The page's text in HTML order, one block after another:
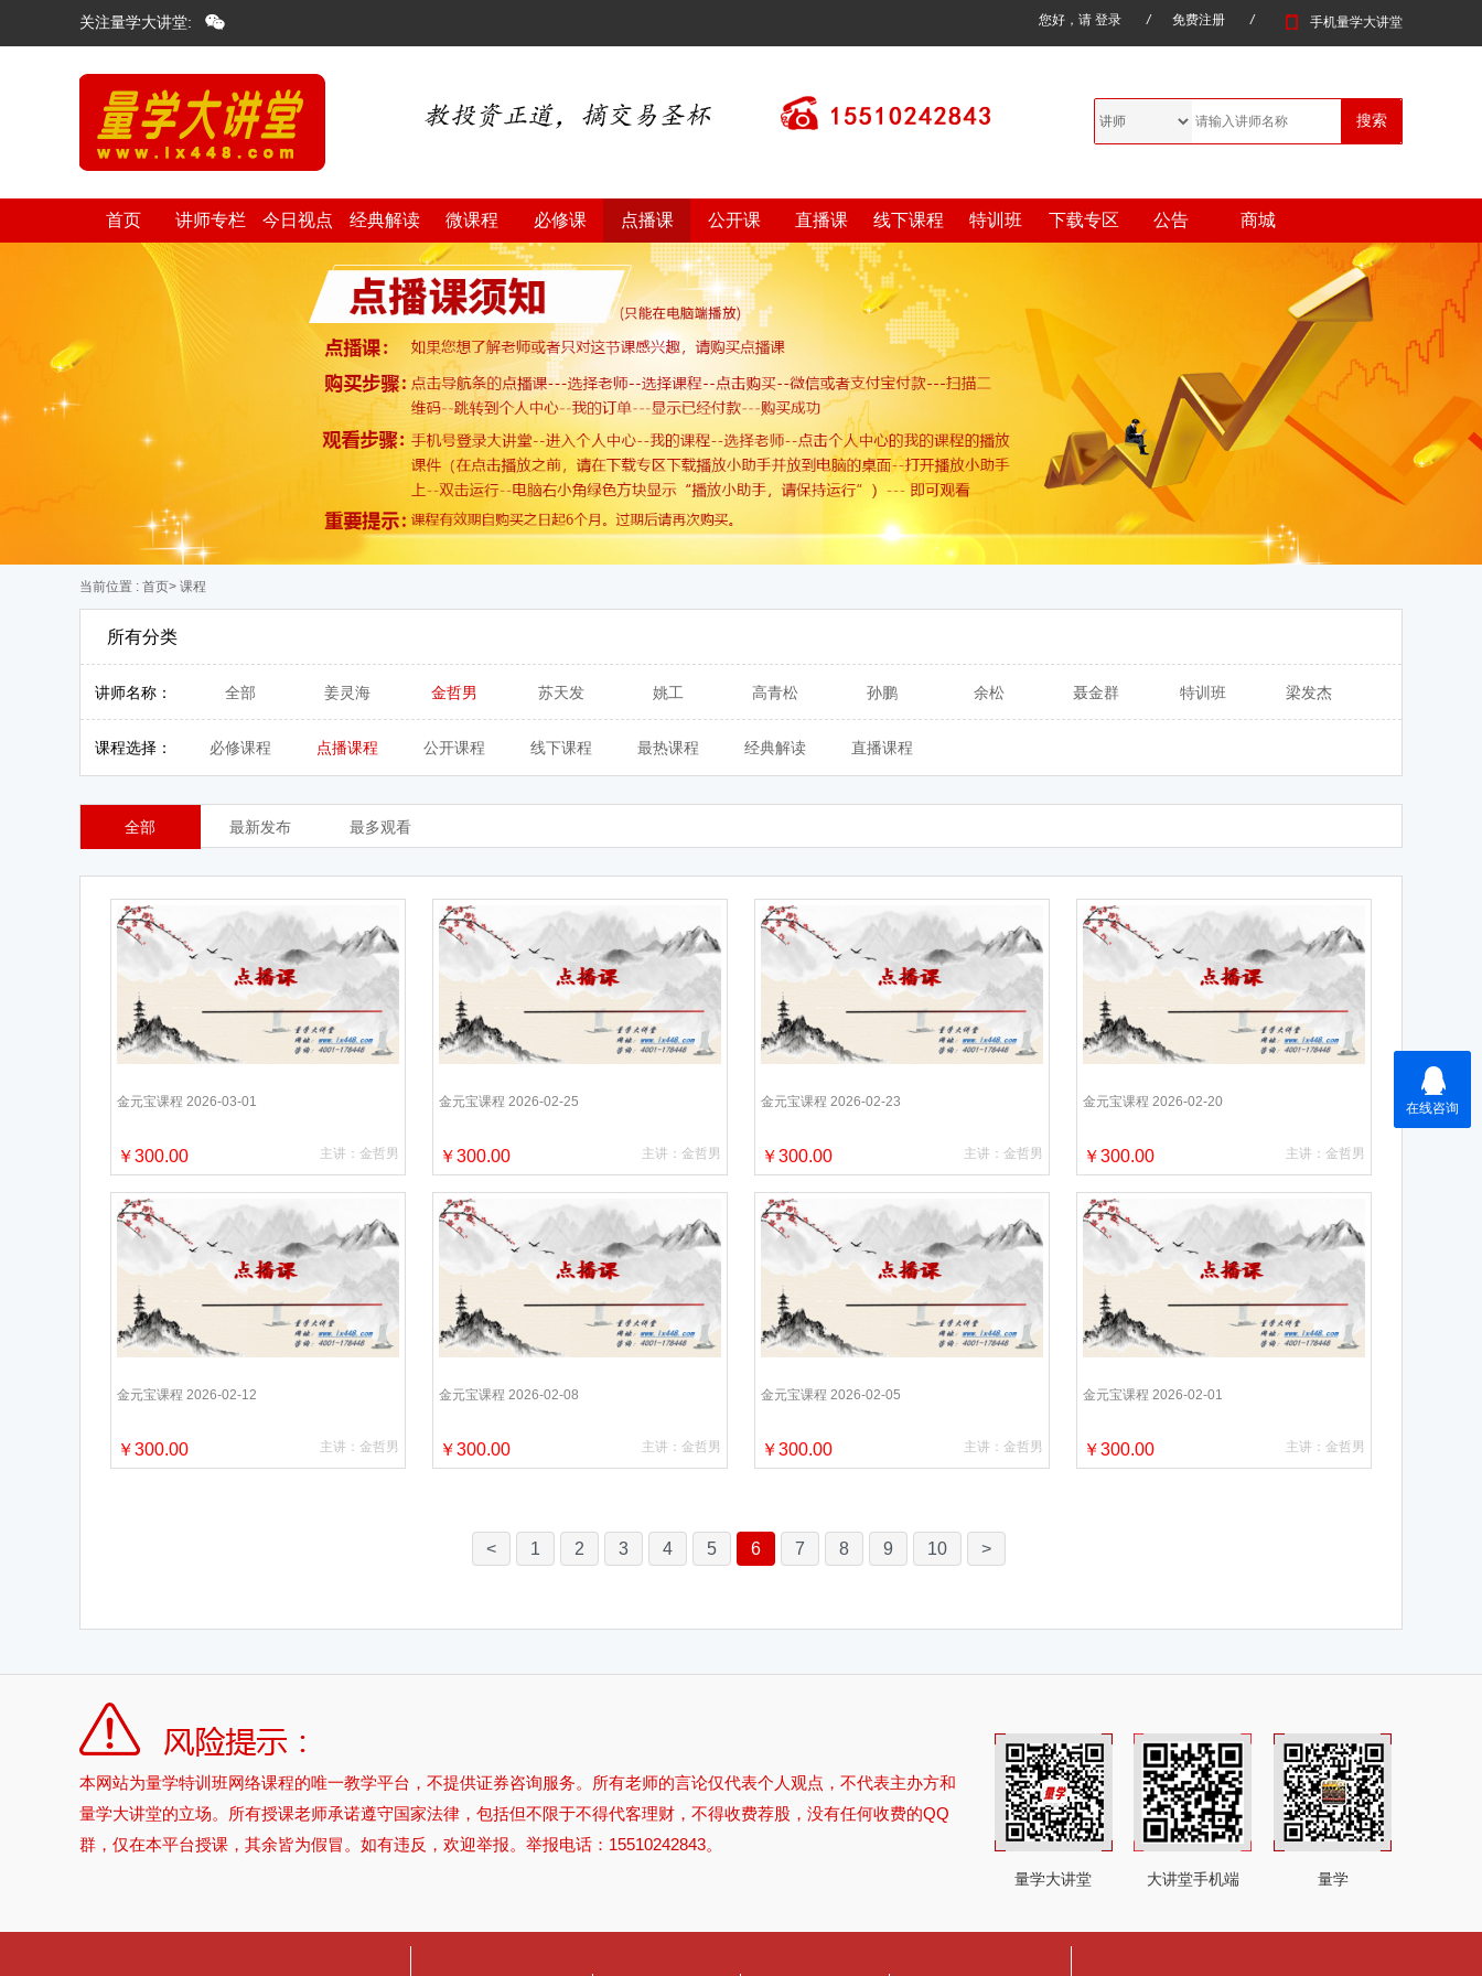
关注量学大讲堂: 您好，请 登录 / 免费注册 / 手机量学大讲堂
首页 讲师专栏 今日视点 经典解读 微课程 必修课 点播课 公开课 直播课 线下课程 特训班 下载专区 公告 商城
当前位置 : 首页> 课程
所有分类
讲师名称： 全部 姜灵海 金哲男 苏天发 姚工 高青松 孙鹏 余松 聂金群 特训班 梁发杰
课程选择： 必修课程 点播课程 公开课程 线下课程 最热课程 经典解读 直播课程
全部 最新发布 最多观看
金元宝课程 2026-03-01
主讲：金哲男
￥300.00
金元宝课程 2026-02-25
主讲：金哲男
￥300.00
金元宝课程 2026-02-23
主讲：金哲男
￥300.00
金元宝课程 2026-02-20
主讲：金哲男
￥300.00
金元宝课程 2026-02-12
主讲：金哲男
￥300.00
金元宝课程 2026-02-08
主讲：金哲男
￥300.00
金元宝课程 2026-02-05
主讲：金哲男
￥300.00
金元宝课程 2026-02-01
主讲：金哲男
￥300.00
< 1 2 3 4 5 6 7 8 9 10 >
本网站为量学特训班网络课程的唯一教学平台，不提供证券咨询服务。所有老师的言论仅代表个人观点，不代表主办方和
量学大讲堂的立场。所有授课老师承诺遵守国家法律，包括但不限于不得代客理财，不得收费荐股，没有任何收费的QQ
群，仅在本平台授课，其余皆为假冒。如有违反，欢迎举报。举报电话：15510242843。
量学大讲堂 大讲堂手机端 量学